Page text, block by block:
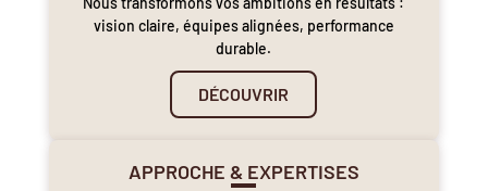
vision claire, équipes alignées, performance
durable.
DÉCOUVRIR
APPROCHE & EXPERTISES